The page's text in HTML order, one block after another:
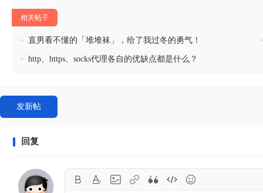
相关帖子
• 直男看不懂的「堆堆袜」，给了我过冬的勇气！
• http、https、socks代理各自的优缺点都是什么？
发新帖
回复